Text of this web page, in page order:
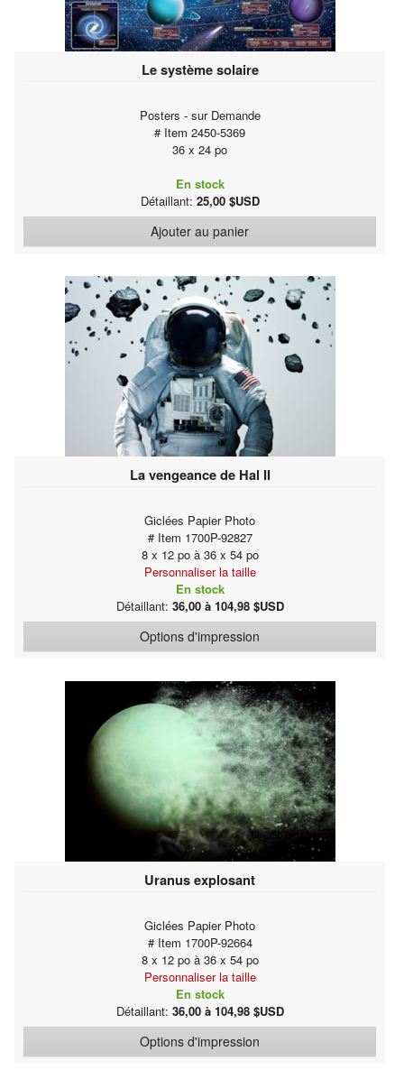
Le système solaire
Posters - sur Demande
# Item 2450-5369
36 x 24 po
En stock
Détaillant: 25,00 $USD
Ajouter au panier
La vengeance de Hal II
Giclées Papier Photo
# Item 1700P-92827
8 x 12 po à 36 x 54 po
Personnaliser la taille
En stock
Détaillant: 36,00 à 104,98 $USD
Options d'impression
Uranus explosant
Giclées Papier Photo
# Item 1700P-92664
8 x 12 po à 36 x 54 po
Personnaliser la taille
En stock
Détaillant: 36,00 à 104,98 $USD
Options d'impression